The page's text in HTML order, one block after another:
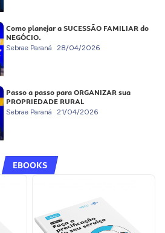
Como planejar a SUCESSÃO FAMILIAR do
NEGÓCIO.
Sebrae Paraná 28/04/2026
Passo a passo para ORGANIZAR sua
PROPRIEDADE RURAL
Sebrae Paraná 21/04/2026
EBOOKS